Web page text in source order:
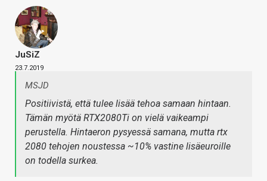
JuSiZ
23.7.2019
MSJD
Positiivistä, että tulee lisää tehoa samaan hintaan.
Tämän myötä RTX2080Ti on vielä vaikeampi
perustella. Hintaeron pysyessä samana, mutta rtx
2080 tehojen noustessa ~10% vastine lisäeuroille
on todella surkea.